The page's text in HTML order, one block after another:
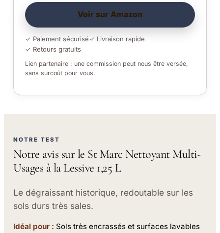
Voir sur Amazon
✓ Paiement sécurisé✓ Livraison rapide
✓ Retours gratuits
Lien partenaire : une commission peut nous être versée,
sans surcoût pour vous.
NOTRE TEST
Notre avis sur le St Marc Nettoyant Multi-
Usages à la Lessive 1,25 L
Le dégraissant historique, redoutable sur les
sols durs très sales.
Idéal pour : Sols très encrassés et surfaces lavables